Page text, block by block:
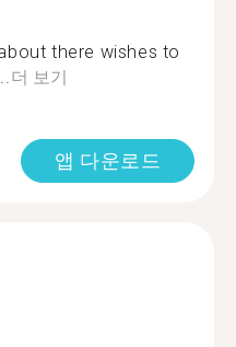
there wishes to
더 보기
앱 다운로드